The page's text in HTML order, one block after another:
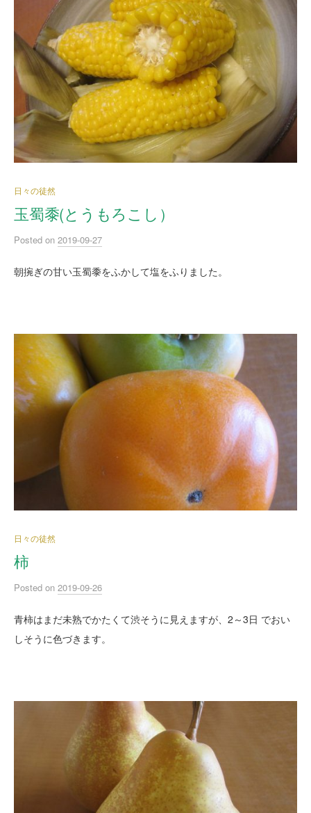
日々の徒然
玉蜀黍(とうもろこし）
Posted on 2019-09-27
朝捥ぎの甘い玉蜀黍をふかして塩をふりました。
日々の徒然
柿
Posted on 2019-09-26
青柿はまだ未熟でかたくて渋そうに見えますが、2～3日 でおい
しそうに色づきます。